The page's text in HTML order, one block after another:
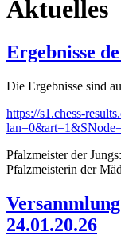
Aktuelles
Ergebnisse
Die Ergebnisse sind
https://s1.chess-
Pfalzmeister der
Pfalzmeisterin der
24.01.20.26